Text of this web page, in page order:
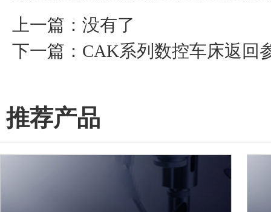
上一篇：没有了
下一篇： CAK系列数控车床返回
推荐产品